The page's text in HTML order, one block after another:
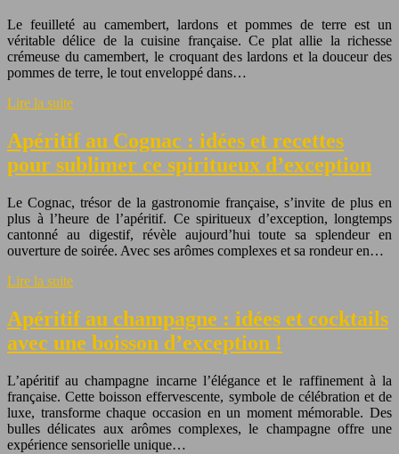
Le feuilleté au camembert, lardons et pommes de terre est un
véritable délice de la cuisine française. Ce plat allie la richesse
crémeuse du camembert, le croquant des lardons et la douceur des
pommes de terre, le tout enveloppé dans…
Lire la suite
Apéritif au Cognac : idées et recettes
pour sublimer ce spiritueux d’exception
Le Cognac, trésor de la gastronomie française, s’invite de plus en
plus à l’heure de l’apéritif. Ce spiritueux d’exception, longtemps
cantonné au digestif, révèle aujourd’hui toute sa splendeur en
ouverture de soirée. Avec ses arômes complexes et sa rondeur en…
Lire la suite
Apéritif au champagne : idées et cocktails
avec une boisson d’exception !
L’apéritif au champagne incarne l’élégance et le raffinement à la
française. Cette boisson effervescente, symbole de célébration et de
luxe, transforme chaque occasion en un moment mémorable. Des
bulles délicates aux arômes complexes, le champagne offre une
expérience sensorielle unique…